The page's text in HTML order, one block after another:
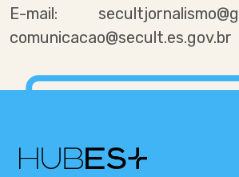
E-mail:
comunicacao@secult.es.gov.br